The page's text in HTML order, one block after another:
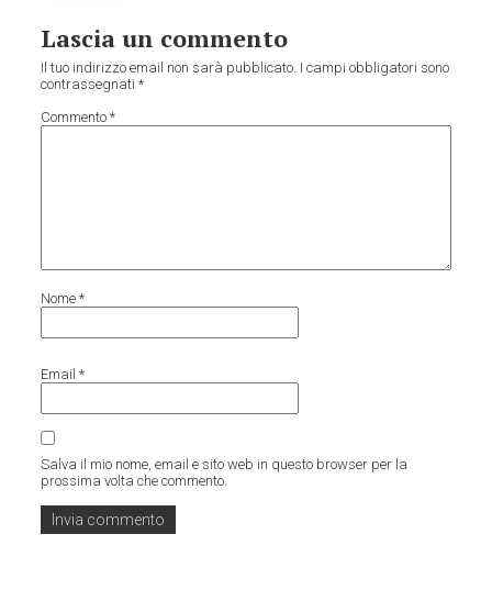
Lascia un commento
Il tuo indirizzo email non sarà pubblicato. I campi obbligatori sono
contrassegnati*
Commento*
Nome*
Email*
Salva il mio nome, email e sito web in questo browser per la
prossima volta che commento.